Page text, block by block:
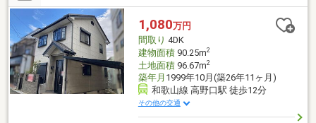
1,080万円
間取り 4DK
建物面積90.25m2
土地面積96.67m2
築年月 1999年10月(築26年11ヶ月)
和歌山線 高野口駅 徒歩12分
その他の交通